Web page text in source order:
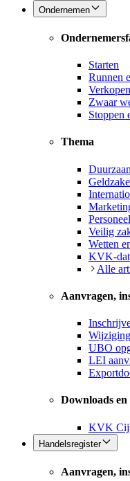
Ondernemen
Starten
Runnen
Zwaar
Stoppen
Thema
Personeel
Veilig
Wetten
KVK-
Alle
Aanvragen,
UBO
LEI
Downloads
KVK
Handelsregister
Aanvragen,